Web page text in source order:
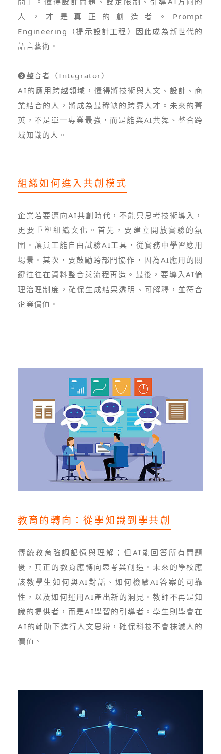
人，才是真正的創造者。Prompt
Engineering（提示設計工程）因此成為新世代的
語言藝術。
❸整合者（Integrator）
AI的應用跨越領域，懂得將技術與人文、設計、商
業結合的人，將成為最稀缺的跨界人才。未來的菁
英，不是單一專業最強，而是能與AI共舞、整合跨
域知識的人。
組織如何進入共創模式
企業若要邁向AI共創時代，不能只思考技術導入，
更要重塑組織文化。首先，要建立開放實驗的氛
圍。讓員工能自由試驗AI工具，從實務中學習應用
場景。其次，要鼓勵跨部門協作，因為AI應用的關
鍵往往在資料整合與流程再造。最後，要導入AI倫
理治理制度，確保生成結果透明、可解釋，並符合
企業價值。
教育的轉向：從學知識到學共創
傳統教育強調記憶與理解；但AI能回答所有問題
後，真正的教育應轉向思考與創造。未來的學校應
該教學生如何與AI對話、如何檢驗AI答案的可靠
性，以及如何運用AI產出新的洞見。教師不再是知
識的提供者，而是AI學習的引導者。學生則學會在
AI的輔助下進行人文思辨，確保科技不會抹滅人的
價值。